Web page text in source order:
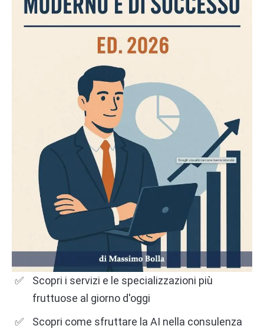
Scopri i servizi e le specializzazioni più
fruttuose al giorno d'oggi
Scopri come sfruttare la AI nella consulenza